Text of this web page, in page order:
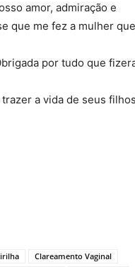
amor, admiração e
que me fez a mulher que
por tudo que
a vida de seus
Clareamento Vaginal